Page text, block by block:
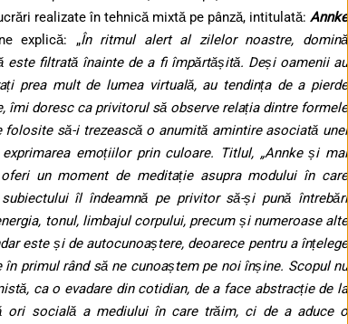
realizate în tehnică mixtă pe pânză, intitulată: Annke
explică: „În ritmul alert al zilelor noastre, domină
este filtrată înainte de a fi împărtășită. Deși oamenii au
prea mult de lumea virtuală, au tendința de a pierde
doresc ca privitorul să observe relația dintre formele
să-i trezească o anumită amintire asociată unei
emoțiilor prin culoare. Titlul, „Annke și mai
un moment de meditație asupra modului în care
îl îndeamnă pe privitor să-și pună întrebări
tonul, limbajul corpului, precum și numeroase alte
este și de autocunoaștere, deoarece pentru a înțelege
primul rând să ne cunoaștem pe noi înșine. Scopul nu
ca o evadare din cotidian, de a face abstracție de la
socială a mediului în care trăim, ci de a aduce o